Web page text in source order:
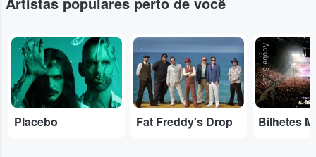
...
Placebo
...
Fat Freddy's Drop
Adobe Stock
Bilhetes